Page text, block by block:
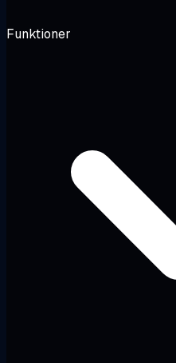
Funktioner